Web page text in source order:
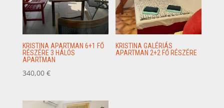
KRISTINA APARTMAN 6+1 FŐ
RÉSZÉRE 3 HÁLÓS
APARTMAN
340,00 €
KRISTINA GALÉRIÁS
APARTMAN 2+2 FŐ RÉSZÉRE